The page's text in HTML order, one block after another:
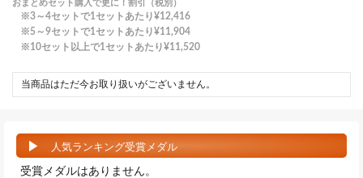
おまとめセット購入で更に！割引（税別）
3～4セットで1セットあたり¥12,416
5～9セットで1セットあたり¥11,904
10セット以上で1セットあたり¥11,520
当商品はただ今お取り扱いがございません。
人気ランキング受賞メダル
受賞メダルはありません。